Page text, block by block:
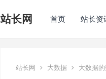
站长网 首页 站长资
站长网 大数据 大数据